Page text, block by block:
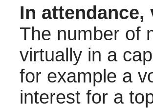
In attendance,
The number of
virtually in a
for example a
interest for a